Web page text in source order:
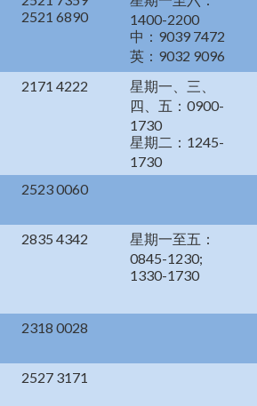
2521 6890
1400-2200
中：9039 7472
英：9032 9096
2171 4222
星期一、三、
四、五：0900-
1730
星期二：1245-
1730
2523 0060
2835 4342
星期一至五：
0845-1230;
1330-1730
2318 0028
2527 3171